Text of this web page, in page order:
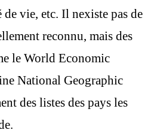
vie, etc. Il nexiste pas de
reconnu, mais des
le World Economic
National Geographic
des listes des pays les